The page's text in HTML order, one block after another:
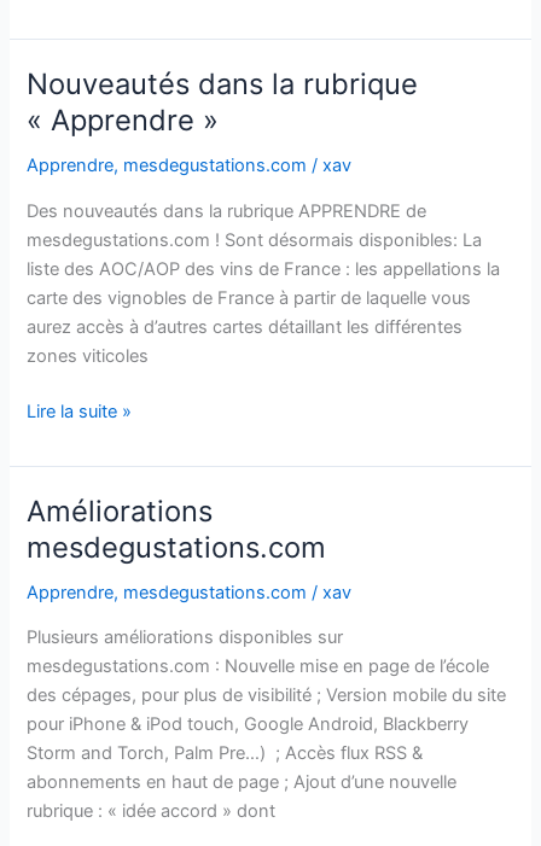
le
dosage
Nouveautés dans la rubrique
« Apprendre »
Apprendre, mesdegustations.com /xav
Des nouveautés dans la rubrique APPRENDRE de
mesdegustations.com ! Sont désormais disponibles: La
liste des AOC/AOP des vins de France : les appellations la
carte des vignobles de France à partir de laquelle vous
aurez accès à d’autres cartes détaillant les différentes
zones viticoles
Nouveautés
la
rubrique
« Apprendre »
Lire la suite »
Améliorations
mesdegustations.com
Apprendre, mesdegustations.com /xav
Plusieurs améliorations disponibles sur
mesdegustations.com : Nouvelle mise en page de l’école
des cépages, pour plus de visibilité ; Version mobile du site
pour iPhone & iPod touch, Google Android, Blackberry
Storm and Torch, Palm Pre…) ; Accès flux RSS &
abonnements en haut de page ; Ajout d’une nouvelle
rubrique : « idée accord » dont